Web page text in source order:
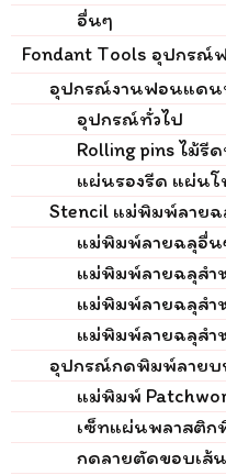
อื่นๆ
Fondant Tools อุปกร
อุปกรณ์งานฟอนแด
อุปกรณ์ทั่วไป
Rolling pins ไม้รี
แผ่นรองรีด แผ่น
Stencil แม่พิมพ์ลายฉ
แม่พิมพ์ลายฉลุอื่น
แม่พิมพ์ลายฉลุสำ
แม่พิมพ์ลายฉลุสำ
แม่พิมพ์ลายฉลุสำ
อุปกรณ์กดพิมพ์ลายบ
แม่พิมพ์
เซ็ทแผ่นพลาสติก
กดลายตัดขอบเส้น